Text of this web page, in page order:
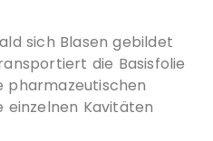
sich Blasen gebildet
die Basisfolie
pharmazeutischen
einzelnen Kavitäten